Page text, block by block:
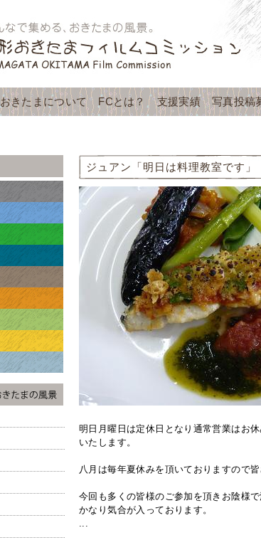
おきたまについて FCとは？ 支援実績 写真投稿
ジュアン「明日は料理教室です」
明日月曜日は定休日となり通常営業はお
いたします。
八月は毎年夏休みを頂いておりますので
今回も多くの皆様のご参加を頂きお陰様
かなり気合が入っております。
...